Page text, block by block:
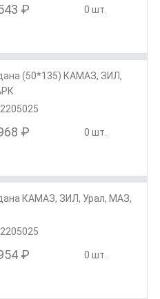
₽ 0 шт.
(50*135) КАМАЗ, ЗИЛ,
₽ 0 шт.
КАМАЗ, ЗИЛ, Урал, МАЗ,
₽ 0 шт.